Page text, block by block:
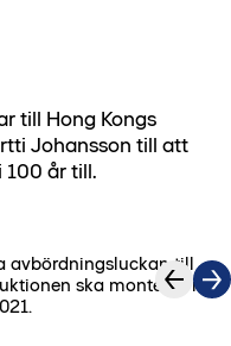
till Hong Kongs
Johansson till att
år till.
avbördningsluckan till
ska monteras i
1/2